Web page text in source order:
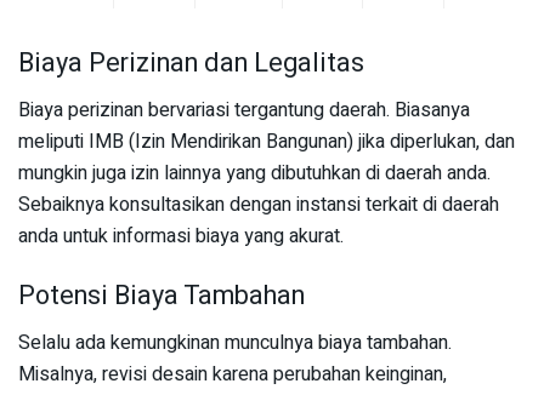
Biaya Perizinan dan Legalitas
Biaya perizinan bervariasi tergantung daerah. Biasanya
meliputi IMB (Izin Mendirikan Bangunan) jika diperlukan, dan
mungkin juga izin lainnya yang dibutuhkan di daerah anda.
Sebaiknya konsultasikan dengan instansi terkait di daerah
anda untuk informasi biaya yang akurat.
Potensi Biaya Tambahan
Selalu ada kemungkinan munculnya biaya tambahan.
Misalnya, revisi desain karena perubahan keinginan,